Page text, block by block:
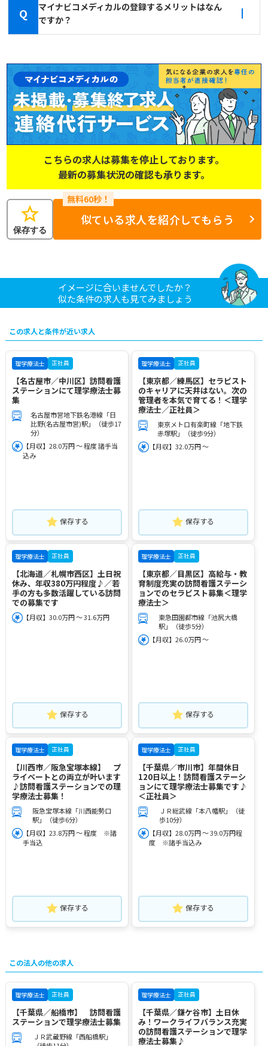
Q
マイナビコメディカルの登録するメリットはなん
ですか？
こちらの求人は募集を停止しております。
最新の募集状況の確認も承ります。
star
保存する
似ている求人を紹介してもらう
イメージに合いませんでしたか？
似た条件の求人も見てみましょう
この求人と条件が近い求人
理学療法士 正社員
【名古屋市／中川区】訪問看護
ステーションにて理学療法士募
集
名古屋市営地下鉄名港線「日
比野(名古屋市営)駅」（徒歩17
分）
【月収】28.0万円 ～ 程度 諸手当
込み
保存する
理学療法士 正社員
【東京都／練馬区】セラピスト
のキャリアに天井はない。次の
管理者を本気で育てる！＜理学
療法士／正社員＞
東京メトロ有楽町線「地下鉄
赤塚駅」（徒歩9分）
【月収】32.0万円 ～
保存する
理学療法士 正社員
【北海道／札幌市西区】土日祝
休み、年収380万円程度♪／若
手の方も多数活躍している訪問
での募集です
【月収】30.0万円 ～ 31.6万円
保存する
理学療法士 正社員
【東京都／目黒区】高給与・教
育制度充実の訪問看護ステーシ
ョンでのセラピスト募集＜理学
療法士＞
東急田園都市線「池尻大橋
駅」（徒歩5分）
【月収】26.0万円 ～
保存する
理学療法士 正社員
【川西市／阪急宝塚本線】 プ
ライベートとの両立が叶います
♪訪問看護ステーションでの理
学療法士募集！
阪急宝塚本線「川西能勢口
駅」（徒歩6分）
【月収】23.8万円 ～ 程度 ※諸
手当込
保存する
理学療法士 正社員
【千葉県／市川市】年間休日
120日以上！訪問看護ステーシ
ョンにて理学療法士募集です♪
＜正社員＞
ＪＲ総武線「本八幡駅」（徒
歩10分）
【月収】28.0万円 ～ 39.0万円程
度 ※諸手当込み
保存する
この法人の他の求人
理学療法士 正社員
【千葉県／船橋市】 訪問看護
ステーションで理学療法士募集
ＪＲ武蔵野線「西船橋駅」
理学療法士 正社員
【千葉県／鎌ケ谷市】土日休
み！ワークライフバランス充実
の訪問看護ステーションで理学
療法士募集♪